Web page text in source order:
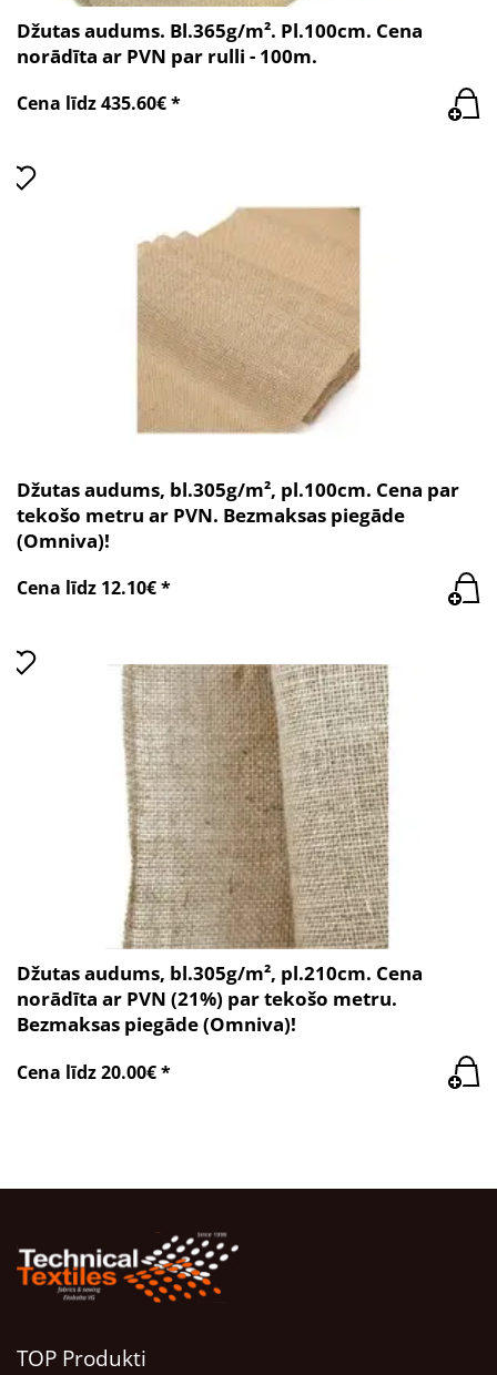
Džutas audums. Bl.365g/m². Pl.100cm. Cena
norādīta ar PVN par rulli - 100m.
Cena līdz 435.60€ *
Džutas audums, bl.305g/m², pl.100cm. Cena par
tekošo metru ar PVN. Bezmaksas piegāde
(Omniva)!
Cena līdz 12.10€ *
Džutas audums, bl.305g/m², pl.210cm. Cena
norādīta ar PVN (21%) par tekošo metru.
Bezmaksas piegāde (Omniva)!
Cena līdz 20.00€ *
TOP Produkti